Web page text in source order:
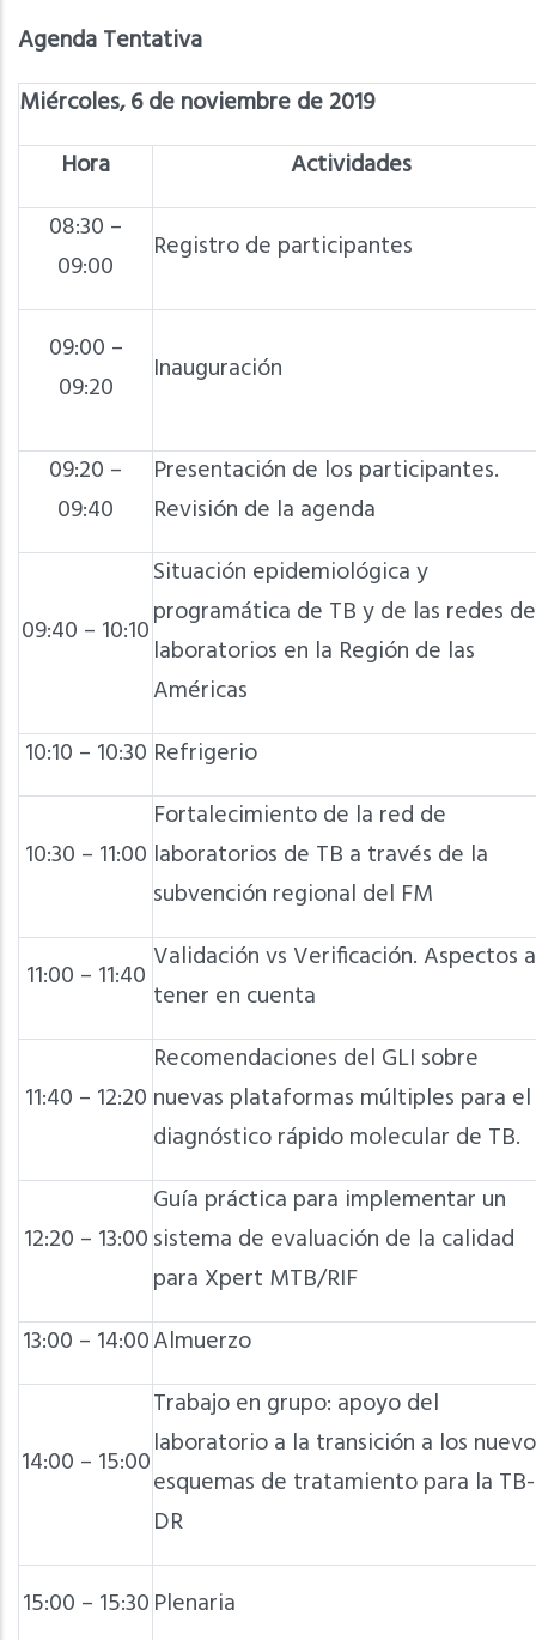
Agenda Tentativa
Miércoles, 6 de noviembre de 2019
Hora
Actividades
08:30 –
09:00
Registro de participantes
09:00 –
09:20
Inauguración
09:20 –
09:40
Presentación de los participantes.
Revisión de la agenda
09:40 – 10:10
Situación epidemiológica y
programática de TB y de las redes de
laboratorios en la Región de las
Américas
10:10 – 10:30 Refrigerio
10:30 – 11:00
Fortalecimiento de la red de
laboratorios de TB a través de la
subvención regional del FM
11:00 – 11:40 Validación vs Verificación. Aspectos a
tener en cuenta
11:40 – 12:20
Recomendaciones del GLI sobre
nuevas plataformas múltiples para el
diagnóstico rápido molecular de TB.
12:20 – 13:00
Guía práctica para implementar un
sistema de evaluación de la calidad
para Xpert MTB/RIF
13:00 – 14:00Almuerzo
14:00 – 15:00
Trabajo en grupo: apoyo del
laboratorio a la transición a los
esquemas de tratamiento para la TB-
DR
15:00 – 15:30Plenaria